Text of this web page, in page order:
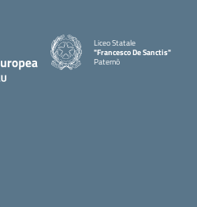
Liceo Statale
"Francesco De Sanctis"
Paternò